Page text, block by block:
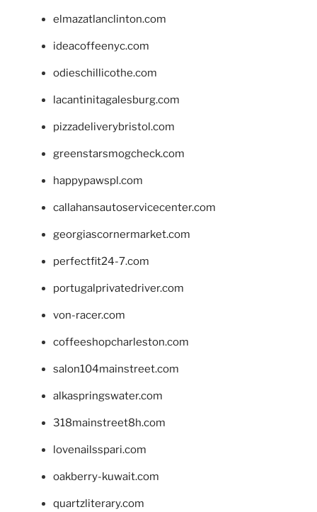
elmazatlanclinton.com
ideacoffeenyc.com
odieschillicothe.com
lacantinitagalesburg.com
pizzadeliverybristol.com
greenstarsmogcheck.com
happypawspl.com
callahansautoservicecenter.com
georgiascornermarket.com
perfectfit24-7.com
portugalprivatedriver.com
von-racer.com
coffeeshopcharleston.com
salon104mainstreet.com
alkaspringswater.com
318mainstreet8h.com
lovenailsspari.com
oakberry-kuwait.com
quartzliterary.com